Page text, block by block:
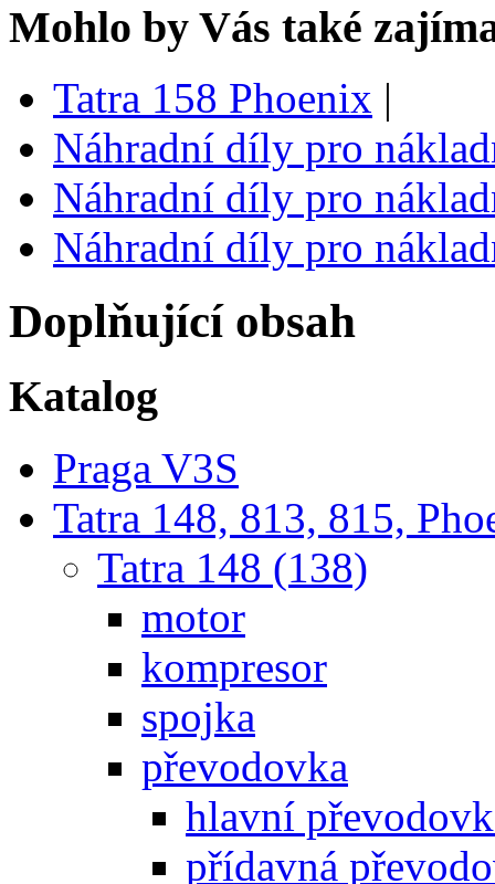
Mohlo by Vás také
Tatra 158 Phoenix |
Náhradní díly pro
Náhradní díly pro
Náhradní díly pro
Doplňující obsah
Katalog
Praga V3S
Tatra 148, 813, 815,
Tatra 148 (138)
motor
kompresor
spojka
převodovka
hlavní
přídavná